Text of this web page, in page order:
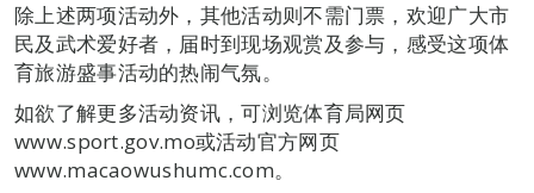
除上述两项活动外，其他活动则不需门票，欢迎广大市
民及武术爱好者，届时到现场观赏及参与，感受这项体
育旅游盛事活动的热闹气氛。
如欲了解更多活动资讯，可浏览体育局网页
www.sport.gov.mo或活动官方网页
www.macaowushumc.com。